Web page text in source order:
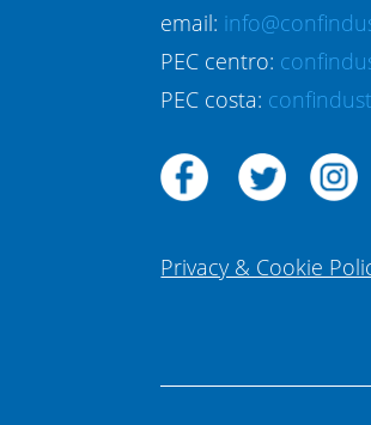
email:
PEC centro:
PEC costa:
Privacy & Cookie